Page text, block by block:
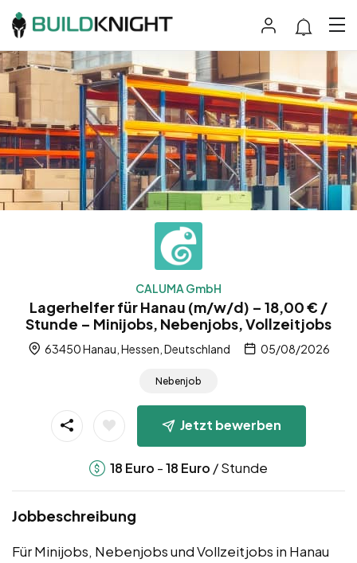
CALUMA GmbH
Lagerhelfer für Hanau (m/w/d) – 18,00 € /
Stunde – Minijobs, Nebenjobs, Vollzeitjobs
63450 Hanau, Hessen, Deutschland 05/08/2026
Nebenjob
Jetzt bewerben
18 Euro -18 Euro / Stunde
Jobbeschreibung
Für Minijobs, Nebenjobs und Vollzeitjobs in Hanau